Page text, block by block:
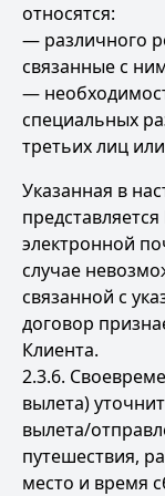
относятся:
— различного
связанные с
—
специальных
третьих лиц
Указанная в
электронной
случае
связанной с
договор
Клиента.
2.3.6.
вылета)
вылета/
путешествия,
место и время